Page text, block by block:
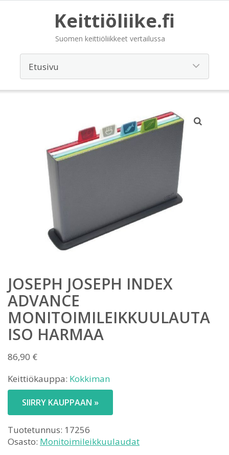
Keittiöliike.fi
Suomen keittiöliikkeet vertailussa
JOSEPH JOSEPH INDEX
ADVANCE
MONITOIMILEIKKUULAUTA
ISO HARMAA
86,90 €
Keittiökauppa: Kokkiman
SIIRRY KAUPPAAN »
Tuotetunnus: 17256
Osasto: Monitoimileikkuulaudat